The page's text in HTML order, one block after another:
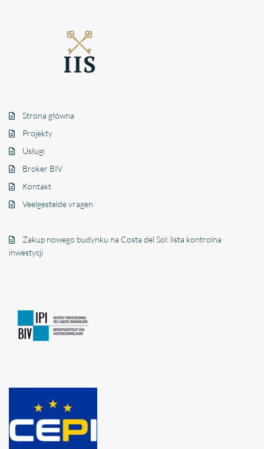
Strona główna
Projekty
Usługi
Broker BIV
Kontakt
Veelgestelde vragen
Zakup nowego budynku na Costa del Sol: lista kontrolna
inwestycji